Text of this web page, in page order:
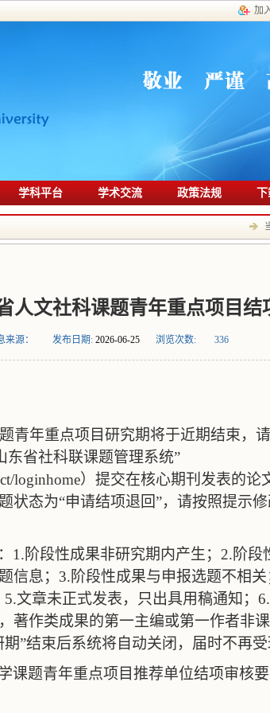
加
学科平台 学术交流 政策法规
人文社科课题青年重点项目结
来源： 发布日期: 2026-06-25 浏览次数: 336
青年重点项目研究期将于近期结束，
东省社科联课题管理系统”
loginhome）提交在核心期刊发表的论
状态为“申请结项退回”，请按照提示
1.阶段性成果非研究期内产生； 2.阶段
信息； 3.阶段性成果与申报选题不相关
5.文章未正式发表，只出具用稿通知； 6.
著作类成果的第一主编或第一作者非课
”结束后系统将自动关闭，届时不再受
课题青年重点项目推荐单位结项审核